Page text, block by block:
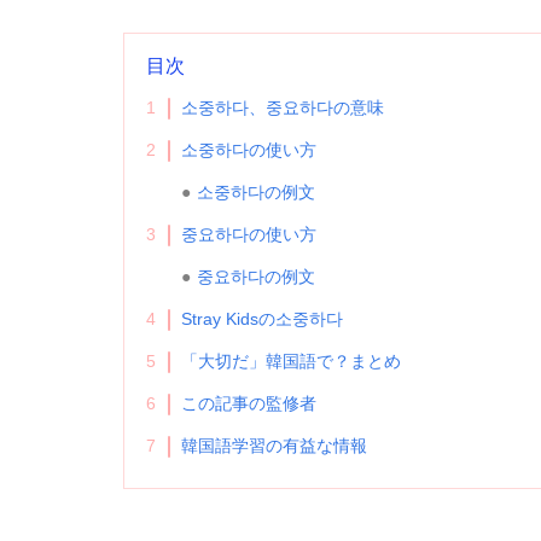
目次
1 소중하다、중요하다の意味
2 소중하다の使い方
소중하다の例文
3 중요하다の使い方
중요하다の例文
4 Stray Kidsの소중하다
5 「大切だ」韓国語で？まとめ
6 この記事の監修者
7 韓国語学習の有益な情報